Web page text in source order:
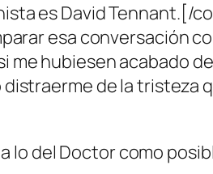
es David Tennant.[/
esa conversación
hubiesen acabado
de la tristeza
del Doctor como